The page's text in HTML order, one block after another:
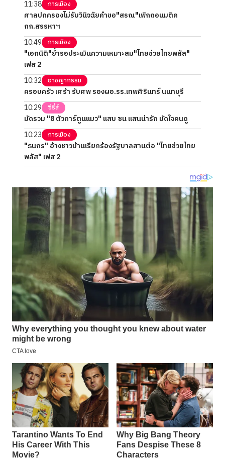
11:38 การเมือง
ศาลปกครองไม่รับวินิจฉัยคำขอ"สรณ"เพิกถอนมติค
กก.สรรหาฯ
10:49
การเมือง
"เอกนิติ"ย้ำรอประเมินความเหมาะสม"ไทยช่วยไทยพลัส"
เฟส 2
10:32
อาชญากรรม
ครอบครัว เศร้า รับศพ รองผอ.รร.เทพศิรินทร์ นนทบุรี
10:29
ซีรี่ส์
มัดรวม "8 ตัวการ์ตูนแมว" แสบ ซน แสนน่ารัก มัดใจคนดู
10:23
การเมือง
"ธนกร" อ้างชาวบ้านเรียกร้องรัฐบาลสานต่อ "ไทยช่วยไทย
พลัส" เฟส 2